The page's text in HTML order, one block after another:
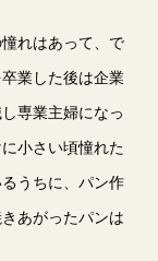
れはあって、で
業した後は企業
専業主婦になっ
小さい頃憧れた
うちに、パン作
あがったパンは